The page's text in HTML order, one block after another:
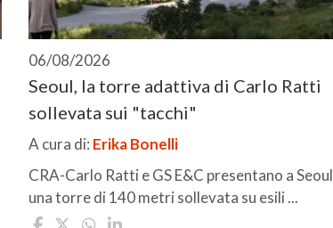
06/08/2026
Seoul, la torre adattiva di Carlo Ratti
sollevata sui "tacchi"
A cura di: Erika Bonelli
CRA-Carlo Ratti e GS E&C presentano a Seoul
una torre di 140 metri sollevata su esili ...